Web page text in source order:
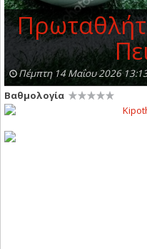
Πέμπτη 14 Μαΐου 2026
Βαθμολογία